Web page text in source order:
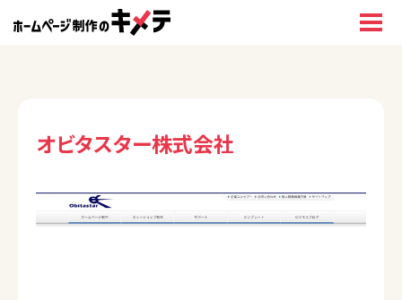
オビタスター株式会社